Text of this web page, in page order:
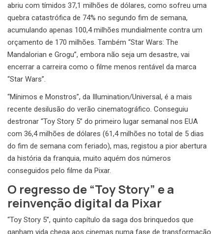
abriu com tímidos 37,1 milhões de dólares, como sofreu uma
quebra catastrófica de 74% no segundo fim de semana,
acumulando apenas 100,4 milhões mundialmente contra um
orçamento de 170 milhões. Também “Star Wars: The
Mandalorian e Grogu”, embora não seja um desastre, vai
encerrar a carreira como o filme menos rentável da marca
“Star Wars”.
“Mínimos e Monstros”, da Illumination/Universal, é a mais
recente desilusão do verão cinematográfico. Conseguiu
destronar “Toy Story 5” do primeiro lugar semanal nos EUA
com 36,4 milhões de dólares (61,4 milhões no total de 5 dias
do fim de semana com feriado), mas, registou a pior abertura
da história da franquia, muito aquém dos números
conseguidos pelo filme da Pixar.
O regresso de “Toy Story” e a
reinvenção digital da Pixar
“Toy Story 5”, quinto capítulo da saga dos brinquedos que
ganham vida chega aos cinemas numa fase de transformação